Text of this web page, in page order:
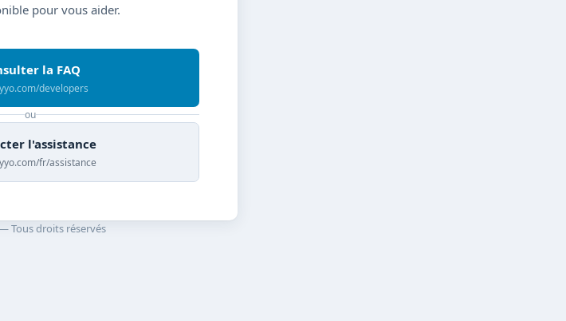
pour vous aider.
la FAQ
developers
ou
l'assistance
fr/assistance
Tous droits réservés